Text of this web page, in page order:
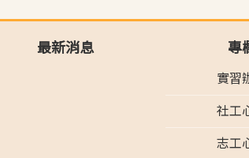
最新消息 專
實習
社工
志工